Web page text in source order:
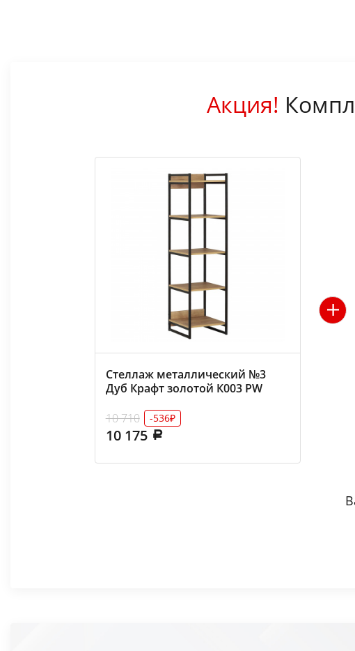
Акция!
Стеллаж металлический №3
Дуб Крафт золотой К003 РW
10 710
-536₽
10 175